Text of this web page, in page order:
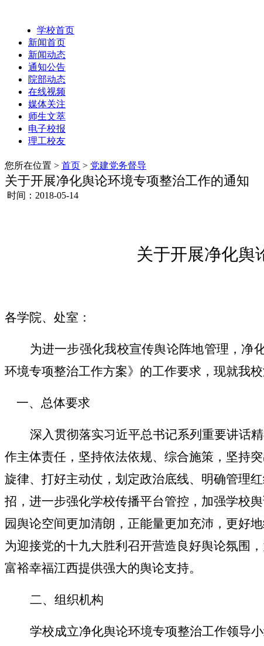
学校首页
新闻首页
新闻动态
通知公告
院部动态
在线视频
媒体关注
师生文萃
电子校报
理工校友
您所在位置 > 首页 > 党建党务督导
关于开展净化舆论环境专项整治工作的通知
时间：2018-05-14
关于开展净化舆
各学院、处室：
为进一步强化我校宣传舆论阵地管理，净
环境专项整治工作方案》的工作要求，现就我
一、总体要求
深入贯彻落实习近平总书记系列重要讲话
作主体责任，坚持依法依规、综合施策，坚持
旋律、打好主动仗，划定政治底线、明确管理
招，进一步强化学校传播平台管控，加强学校
园舆论空间更加清朗，正能量更加充沛，更好
为迎接党的十九大胜利召开营造良好舆论氛围
富裕幸福江西提供强大的舆论支持。
二、组织机构
学校成立净化舆论环境专项整治工作领导